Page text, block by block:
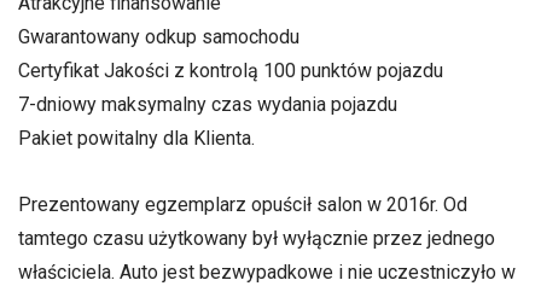
Gwarantowany odkup samochodu
Certyfikat Jakości z kontrolą 100 punktów pojazdu
7-dniowy maksymalny czas wydania pojazdu
Pakiet powitalny dla Klienta.
Prezentowany egzemplarz opuścił salon w 2016r. Od
tamtego czasu użytkowany był wyłącznie przez jednego
właściciela. Auto jest bezwypadkowe i nie uczestniczyło w